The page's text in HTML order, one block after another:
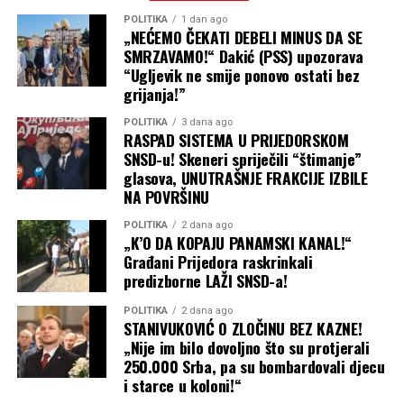
POLITIKA 1 dan ago
„NEĆEMO ČEKATI DEBELI MINUS DA SE
SMRZAVAMO!“ Dakić (PSS) upozorava
“Ugljevik ne smije ponovo ostati bez
grijanja!”
POLITIKA 3 dana ago
RASPAD SISTEMA U PRIJEDORSKOM
SNSD-u! Skeneri spriječili “štimanje”
glasova, UNUTRAŠNJE FRAKCIJE IZBILE
NA POVRŠINU
POLITIKA 2 dana ago
„K’O DA KOPAJU PANAMSKI KANAL!“
Građani Prijedora raskrinkali
predizborne LAŽI SNSD-a!
POLITIKA 2 dana ago
STANIVUKOVIĆ O ZLOČINU BEZ KAZNE!
„Nije im bilo dovoljno što su protjerali
250.000 Srba, pa su bombardovali djecu
i starce u koloni!“